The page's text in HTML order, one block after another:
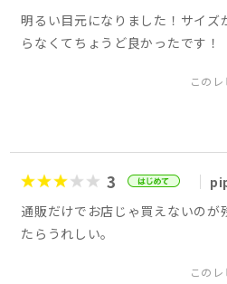
明るい目元になりました！サイズ
らなくてちょうど良かったです！
この
3
通販だけでお店じゃ買えないのが
たらうれしい。
この